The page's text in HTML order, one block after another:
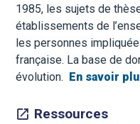
1985, les sujets de
établissements de
les personnes
française. La base de
évolution.
En savoir
Ressources